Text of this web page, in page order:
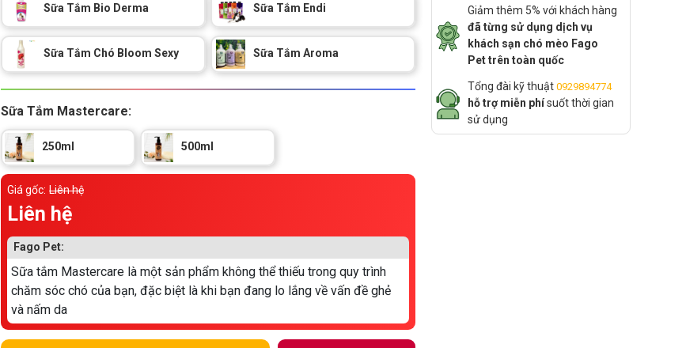
Sữa Tắm Bio Derma Sữa Tắm Endi
Sữa Tắm Chó Bloom Sexy Sữa Tắm Aroma
Sữa Tắm Mastercare:
250ml 500ml
Giá gốc: Liên hệ
Liên hệ
Fago Pet:
Sữa tắm Mastercare là một sản phẩm không thể thiếu trong quy trình
chăm sóc chó của bạn, đặc biệt là khi bạn đang lo lắng về vấn đề ghẻ
và nấm da
Giảm thêm 5% với khách hàng
đã từng sử dụng dịch vụ
khách sạn chó mèo Fago
Pet trên toàn quốc
Tổng đài kỹ thuật 0929894774
hỗ trợ miễn phísuốt thời gian
sử dụng